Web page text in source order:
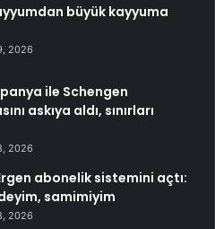
büyük kayyuma
2026
ile Schengen
askıya aldı, sınırları
2026
abonelik sistemini açtı:
samimiyim
2026